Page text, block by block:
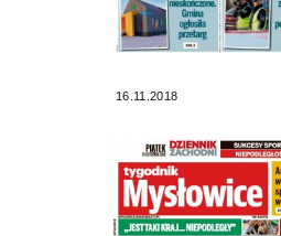
16.11.2018